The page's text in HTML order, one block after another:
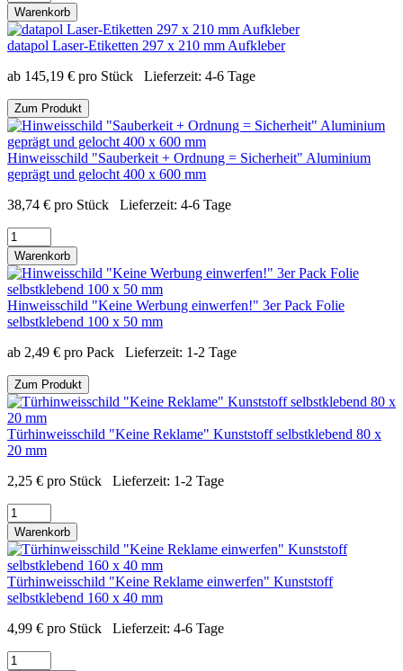
Warenkorb
datapol Laser-Etiketten 297 x 210 mm Aufkleber
ab 145,19 € pro Stück Lieferzeit: 4-6 Tage
Zum Produkt
Hinweisschild "Sauberkeit + Ordnung = Sicherheit" Aluminium
geprägt und gelocht 400 x 600 mm
38,74 € pro Stück Lieferzeit: 4-6 Tage
Warenkorb
Hinweisschild "Keine Werbung einwerfen!" 3er Pack Folie
selbstklebend 100 x 50 mm
ab 2,49 € pro Pack Lieferzeit: 1-2 Tage
Zum Produkt
Türhinweisschild "Keine Reklame" Kunststoff selbstklebend 80 x
20 mm
2,25 € pro Stück Lieferzeit: 1-2 Tage
Warenkorb
Türhinweisschild "Keine Reklame einwerfen" Kunststoff
selbstklebend 160 x 40 mm
4,99 € pro Stück Lieferzeit: 4-6 Tage